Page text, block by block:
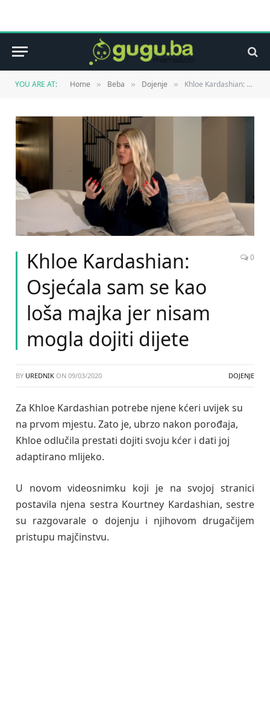
YOU ARE AT: Home » Beba » Dojenje » Khloe Kardashian: Osjećala sam se kao loša majka jer nisam mogla dojiti dijete
Khloe Kardashian:
Osjećala sam se kao
loša majka jer nisam
mogla dojiti dijete
0
BY UREDNIK ON 09/03/2020 DOJENJE
Za Khloe Kardashian potrebe njene kćeri uvijek su
na prvom mjestu. Zato je, ubrzo nakon porođaja,
Khloe odlučila prestati dojiti svoju kćer i dati joj
adaptirano mlijeko.
U novom videosnimku koji je na svojoj stranici
postavila njena sestra Kourtney Kardashian, sestre
su razgovarale o dojenju i njihovom drugačijem
pristupu majčinstvu.